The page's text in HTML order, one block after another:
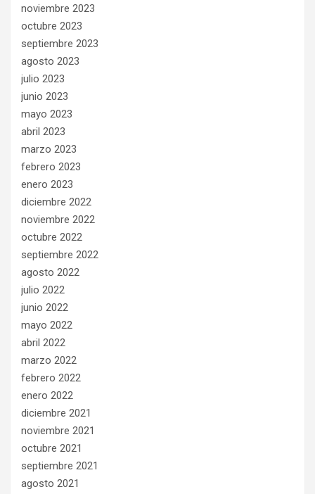
noviembre 2023
octubre 2023
septiembre 2023
agosto 2023
julio 2023
junio 2023
mayo 2023
abril 2023
marzo 2023
febrero 2023
enero 2023
diciembre 2022
noviembre 2022
octubre 2022
septiembre 2022
agosto 2022
julio 2022
junio 2022
mayo 2022
abril 2022
marzo 2022
febrero 2022
enero 2022
diciembre 2021
noviembre 2021
octubre 2021
septiembre 2021
agosto 2021